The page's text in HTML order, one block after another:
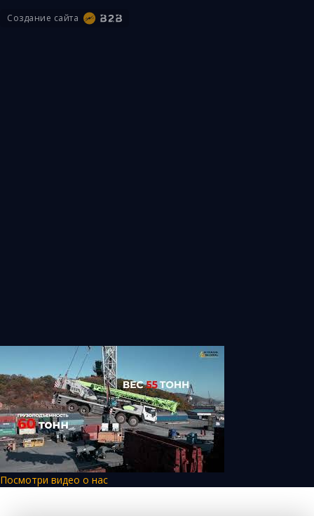
Создание сайта
Посмотри видео о нас